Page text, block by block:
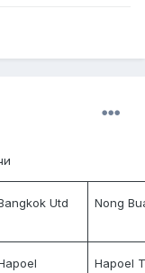
Utd Nong
Hapoel